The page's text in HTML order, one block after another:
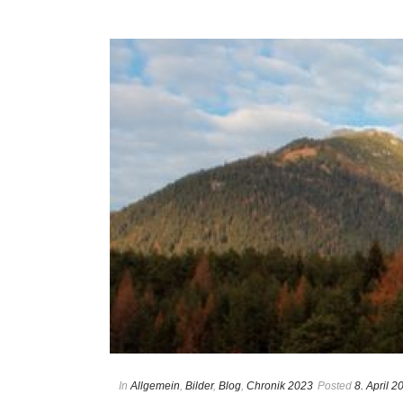
In Allgemein, Bilder, Blog, Chronik 2023 Posted 8. April